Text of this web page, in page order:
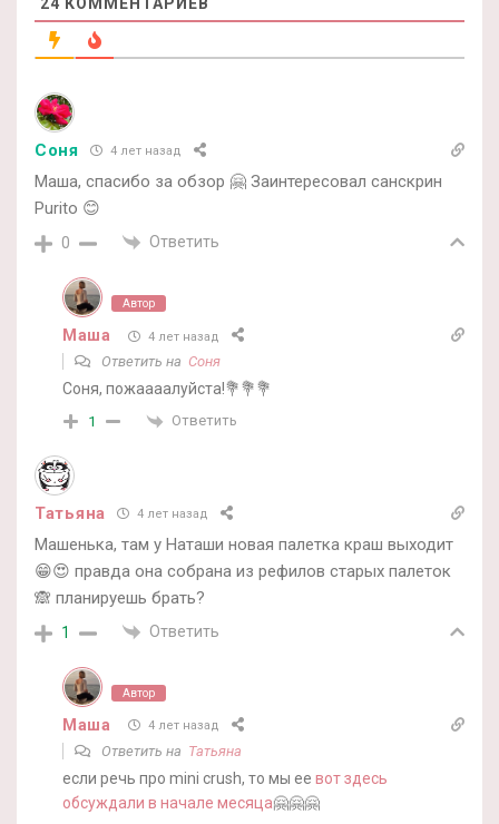
Соня 4 лет назад
Маша, спасибо за обзор 🤗 Заинтересовал санскрин
Purito 😊
0 Ответить
Автор
Маша 4 лет назад
Ответить на Соня
Соня, пожаааалуйста!💐💐💐
1 Ответить
Татьяна 4 лет назад
Машенька, там у Наташи новая палетка краш выходит
😁😍 правда она собрана из рефилов старых палеток
🙈 планируешь брать?
1 Ответить
Автор
Маша 4 лет назад
Ответить на Татьяна
если речь про mini crush, то мы ее вот здесь
обсуждали в начале месяца🤗🤗🤗